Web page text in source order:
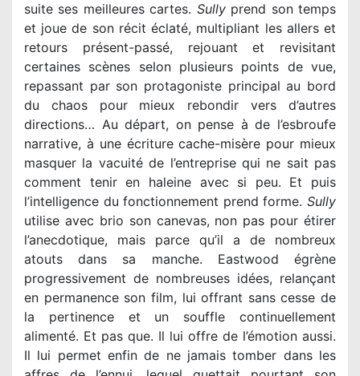
suite ses meilleures cartes. Sullyprend son temps
et joue de son récit éclaté, multipliant les allers et
retours présent-passé, rejouant et revisitant
certaines scènes selon plusieurs points de vue,
repassant par son protagoniste principal au bord
du chaos pour mieux rebondir vers d’autres
directions… Au départ, on pense à de l’esbroufe
narrative, à une écriture cache-misère pour mieux
masquer la vacuité de l’entreprise qui ne sait pas
comment tenir en haleine avec si peu. Et puis
l’intelligence du fonctionnement prend forme. Sully
utilise avec brio son canevas, non pas pour étirer
l’anecdotique, mais parce qu’il a de nombreux
atouts dans sa manche. Eastwood égrène
progressivement de nombreuses idées, relançant
en permanence son film, lui offrant sans cesse de
la pertinence et un souffle continuellement
alimenté. Et pas que. Il lui offre de l’émotion aussi.
Il lui permet enfin de ne jamais tomber dans les